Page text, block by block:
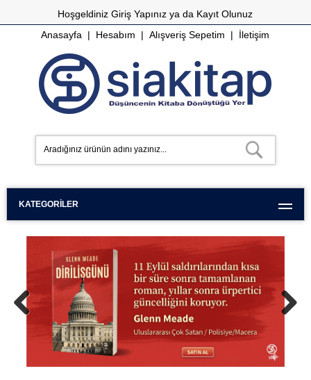
HoşgeldinizGiriş Yapınız ya da Kayıt Olunuz
Anasayfa | Hesabım |Alışveriş Sepetim | İletişim
KATEGORILER
Previous